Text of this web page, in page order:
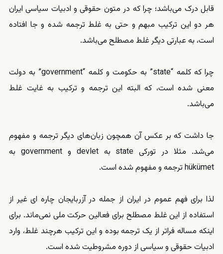
قابل درک می‌باشد؛ چرا که در متون حقوقی و ادبیات سیاسی ایران
هر دو این ترکیب مبهم و‌ حتی به غلط ترجمه شده و جا افتاده
است، به عبارتی دیگر غلط مصطلح می‌باشد.
چرا که کلمه “state” به حکومت و کلمه “government” به دولت
معنی شده است، که البته این ترجمه و ترکیب به غایت غلط
می‌باشد.
جا داشت که بر عکس آن همچون ‌زبان‌های دیگر ترجمه و مفهوم
می‌شد. مثلا در تورکی state به devlet و government به
hükümet ترجمه و مفهوم شده است.
لذا برای فهم عموم در ایران از جمله در آزربایجان چاره ای غیر از
استفاده از این غلط مصطلح برای فعالین حرکت ملی نمی‌ماند. برای
اینکه مساله فراتر از یک ترجمه بوده و این ترکیب هرچند غلط، وارد
ادبیات حقوقی و سیاسی از دوره مشروطیت شده است.